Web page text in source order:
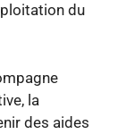
du
la
des aides